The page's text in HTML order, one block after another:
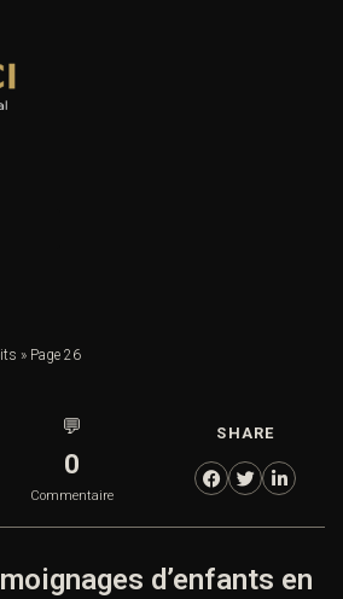
» Page 26
💬
0
Commentaire
SHARE
d’enfants en